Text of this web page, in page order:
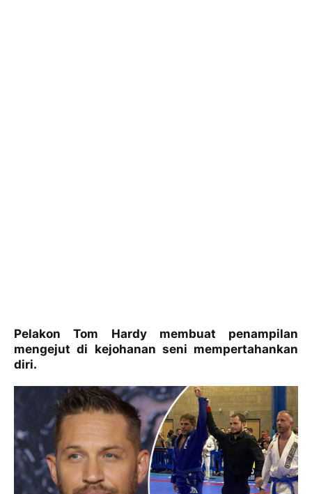
Pelakon Tom Hardy membuat penampilan
mengejut di kejohanan seni mempertahankan
diri.